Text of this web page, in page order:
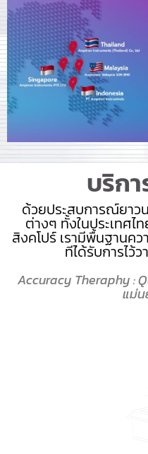
บริกา
ด้วยประสบการณ์ยาว
ต่างๆ ทั้งในประเทศไ
สิงคโปร์ เรามีพื้นฐานค
ทีไ่ด้รับการไว้
Accuracy Theraphy :
แม่น